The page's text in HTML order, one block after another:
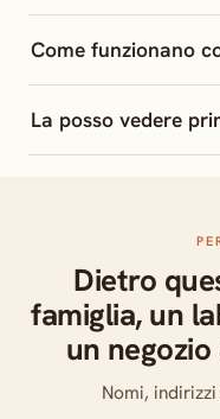
Come funzionano
La posso vedere
Dietro
famiglia, un
un
Nomi,